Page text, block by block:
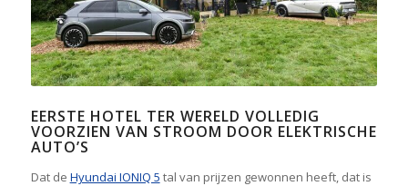
EERSTE HOTEL TER WERELD VOLLEDIG
VOORZIEN VAN STROOM DOOR ELEKTRISCHE
AUTO’S
Dat de Hyundai IONIQ 5 tal van prijzen gewonnen heeft, dat is